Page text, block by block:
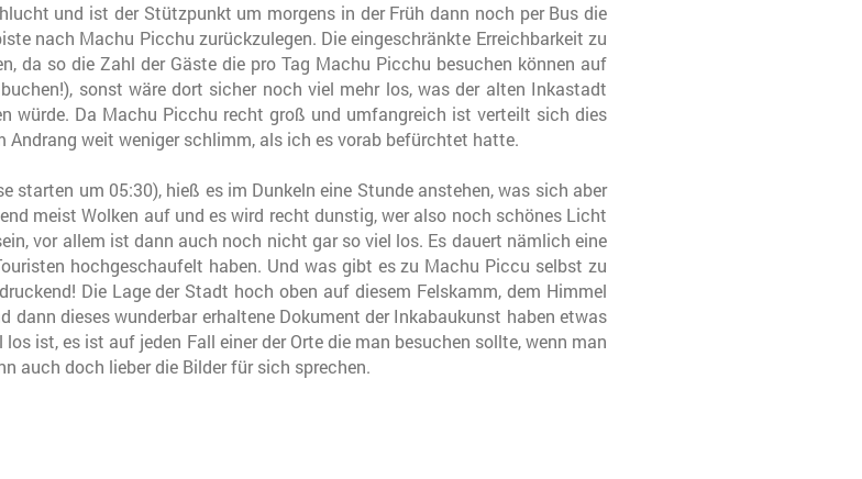
und ist der Stützpunkt um morgens in der Früh dann noch per Bus die
nach Machu Picchu zurückzulegen. Die eingeschränkte Erreichbarkeit zu
da so die Zahl der Gäste die pro Tag Machu Picchu besuchen können auf
sonst wäre dort sicher noch viel mehr los, was der alten Inkastadt
würde. Da Machu Picchu recht groß und umfangreich ist verteilt sich dies
weit weniger schlimm, als ich es vorab befürchtet hatte.
starten um 05:30), hieß es im Dunkeln eine Stunde anstehen, was sich aber
meist Wolken auf und es wird recht dunstig, wer also noch schönes Licht
vor allem ist dann auch noch nicht gar so viel los. Es dauert nämlich eine
hochgeschaufelt haben. Und was gibt es zu Machu Piccu selbst zu
Die Lage der Stadt hoch oben auf diesem Felskamm, dem Himmel
dann dieses wunderbar erhaltene Dokument der Inkabaukunst haben etwas
ist, es ist auf jeden Fall einer der Orte die man besuchen sollte, wenn man
auch doch lieber die Bilder für sich sprechen.